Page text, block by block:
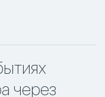
через